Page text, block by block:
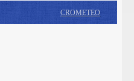
CROMETEO